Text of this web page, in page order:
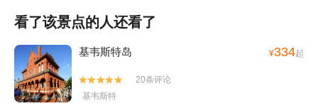
看了该景点的人还看了
基韦斯特岛 ¥334起


20条评论
基韦斯特